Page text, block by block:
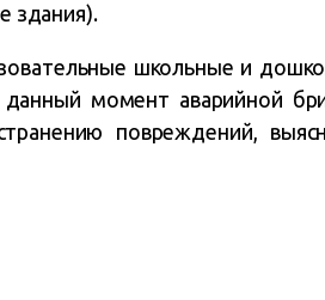
здания).
школьные и
момент аварийной
повреждений,